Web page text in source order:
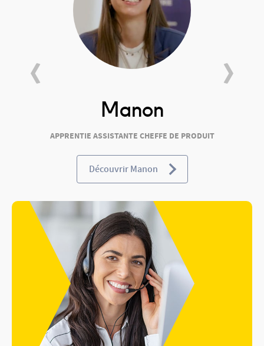
Manon
APPRENTIE ASSISTANTE CHEFFE DE PRODUIT
Découvrir Manon